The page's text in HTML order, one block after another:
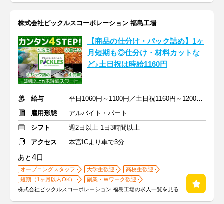
株式会社ピックルスコーポレーション 福島工場
【商品の仕分け・パック詰め】1ヶ
月短期も◎仕分け・材料カットな
ど♪土日祝は時給1160円
給与
平日1060円～1100円／土日祝1160円～1200円＋交通費
雇用形態
アルバイト・パート
シフト
週2日以上 1日3時間以上
アクセス
本宮ICより車で3分
あと4日
オープニングスタッフ 大学生歓迎
高校生歓迎
短期（1ヶ月以内OK）
副業・Ｗワーク歓迎
株式会社ピックルスコーポレーション 福島工場の求人一覧を見る